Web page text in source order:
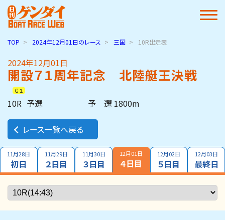
TOP 2024年12月01日のレース 三国 10R出走表
2024年12月01日
開設７１周年記念 北陸艇王決戦
Ｇ１
10R 予選 予 選 1800m
レース一覧へ戻る
11月28日
初日
11月29日
２日目
11月30日
３日目
12月01日
４日目
12月02日
５日目
12月03日
最終日